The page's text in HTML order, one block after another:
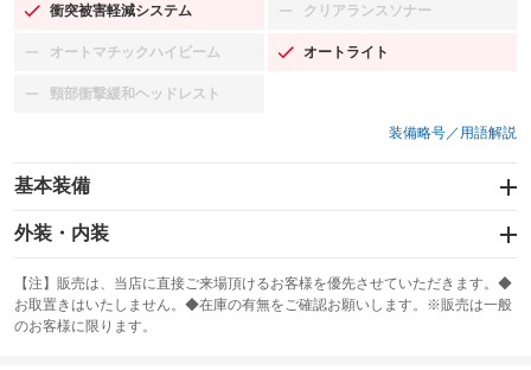
衝突被害軽減システム
：装備あり クリアランスソナー
：装備なし
オートマチックハイビーム
：装備なし オートライト
：装備あり
頸部衝撃緩和ヘッドレスト
：装備なし
装備略号／用語解説
基本装備
エアバッグ：運転席/助手席
：装備あり
：装備なし
サンルーフ
：装備なし ABS
外装・内装
カーナビ：メモリーナビ他
：装備あり
TV：ワンセグ
：装備あり
【注】販売は、当店に直接ご来場頂けるお客様を優先させていただきます。◆
お取置きはいたしません。◆在庫の有無をご確認お願いします。※販売は一般
のお客様に限ります。